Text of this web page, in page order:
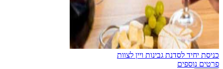
כניסת יחיד לסדנת גבינות ויין לצוות
פרטים נוספים